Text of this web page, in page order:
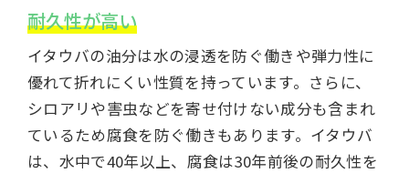
耐久性が高い
イタウバの油分は水の浸透を防ぐ働きや弾力性に
優れて折れにくい性質を持っています。さらに、
シロアリや害虫などを寄せ付けない成分も含まれ
ているため腐食を防ぐ働きもあります。イタウバ
は、水中で40年以上、腐食は30年前後の耐久性を